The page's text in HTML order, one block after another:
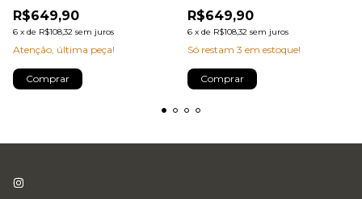
R$649,90
6 x de R$108,32 sem juros
Atenção, última peça!
Comprar
R$649,90
6 x de R$108,32 sem juros
Só restam 3 em estoque!
Comprar